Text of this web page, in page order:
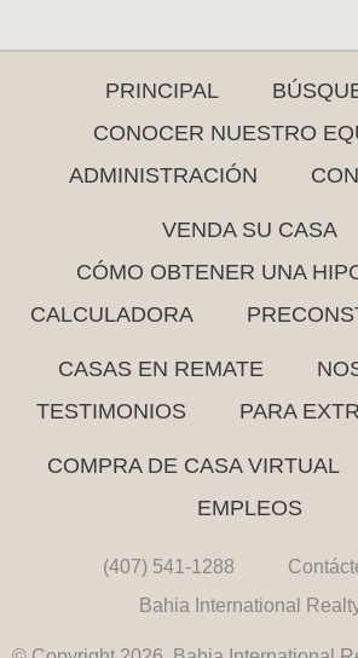
PRINCIPAL
CONOCER NUESTRO
ADMINISTRACIÓN
VENDA SU CASA
CÓMO OBTENER UNA
CALCULADORA
CASAS EN REMATE
TESTIMONIOS
PARA
COMPRA DE CASA VIRTUAL
EMPLEOS
(407) 541-1288
Bahia International